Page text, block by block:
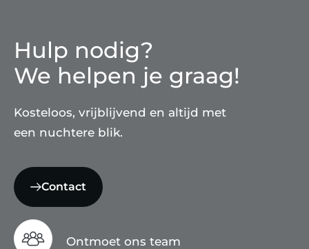
Hulp nodig?
We helpen je graag!
Kosteloos, vrijblijvend en altijd met
een nuchtere blik.
Contact
Ontmoet ons team